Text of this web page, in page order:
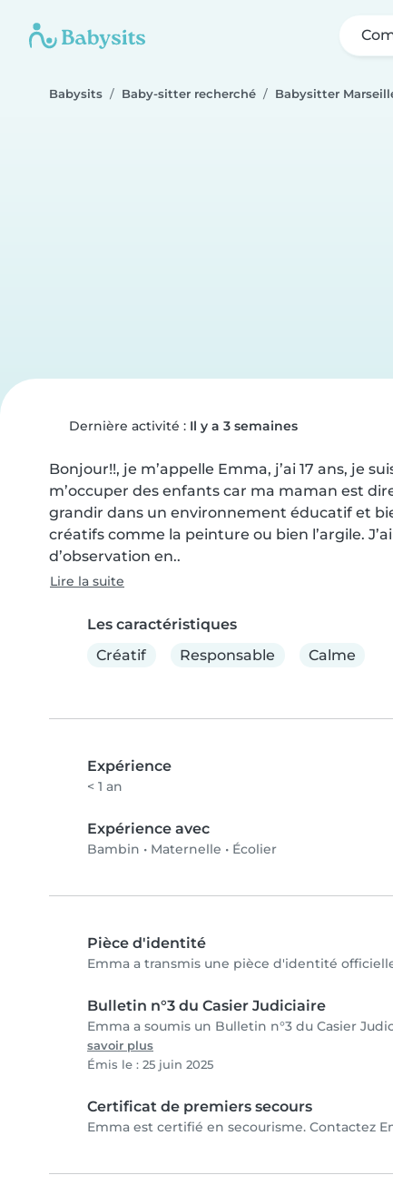
Babysits Baby-sitter recherché Babysitter
Dernière activité : Il y a 3 semaines
Bonjour!!, je m’appelle Emma, j’ai 17 ans, je
m’occuper des enfants car ma maman est
grandir dans un environnement éducatif et
créatifs comme la peinture ou bien l’argile.
d’observation en..
Lire la suite
Les caractéristiques
Créatif
Responsable Calme
Expérience
< 1 an
Expérience avec
Bambin • Maternelle • Écolier
Pièce d'identité
Emma a transmis une pièce d'identité
Bulletin n°3 du Casier Judiciaire
Emma a soumis un Bulletin n°3 du Casier
savoir plus
Émis le : 25 juin 2025
Certificat de premiers secours
Emma est certifié en secourisme. Contactez